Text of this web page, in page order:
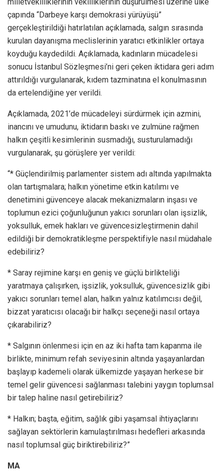
çapında “Darbeye karşı demokrasi yürüyüşü”
gerçekleştirildiği hatırlatılan açıklamada, salgın sırasında
kurulan dayanışma meclislerinin yaratıcı etkinlikler ortaya
koyduğu kaydedildi. Açıklamada, kadınların mücadelesi
sonucu İstanbul Sözleşmesi’ni geri çeken iktidara geri adım
attırıldığı vurgulanarak, kıdem tazminatına el konulmasının
da ertelendiğine yer verildi.
Açıklamada, 2021’de mücadeleyi sürdürmek için azmini,
inancını ve umudunu, iktidarın baskı ve zulmüne rağmen
halkın çeşitli kesimlerinin susmadığı, susturulamadığı
vurgulanarak, şu görüşlere yer verildi:
“* Güçlendirilmiş parlamenter sistem adı altında yapılmakta
olan tartışmalara; halkın yönetime etkin katılımı ve
denetimini güvenceye alacak mekanizmaların inşası ve
toplumun ezici çoğunluğunun yakıcı sorunları olan işsizlik,
yoksulluk, emek hakları ve güvencesizleştirmenin dahil
edildiği bir demokratikleşme perspektifiyle nasıl müdahale
edebiliriz?
* Saray rejimine karşı en geniş ve güçlü birlikteliği
yaratmaya çalışırken, işsizlik, yoksulluk, güvencesizlik gibi
yakıcı sorunları temel alan, halkın yalnız katılımcısı değil,
bizzat yaratıcısı olacağı bir halkçı seçeneği nasıl ortaya
çıkarabiliriz?
* Salgının önlenmesi için en az iki hafta tam kapanma ile
birlikte, minimum refah seviyesinin altında yaşayanlardan
başlayıp kademeli olarak ülkemizde yaşayan herkese bir
temel gelir güvencesi sağlanması talebini yaygın toplumsal
bir talep haline nasıl getirebiliriz?
* Halkın; başta, eğitim, sağlık gibi yaşamsal ihtiyaçlarını
sağlayan sektörlerin kamulaştırılması hedefleri arkasında
nasıl toplumsal güç biriktirebiliriz?”
MA